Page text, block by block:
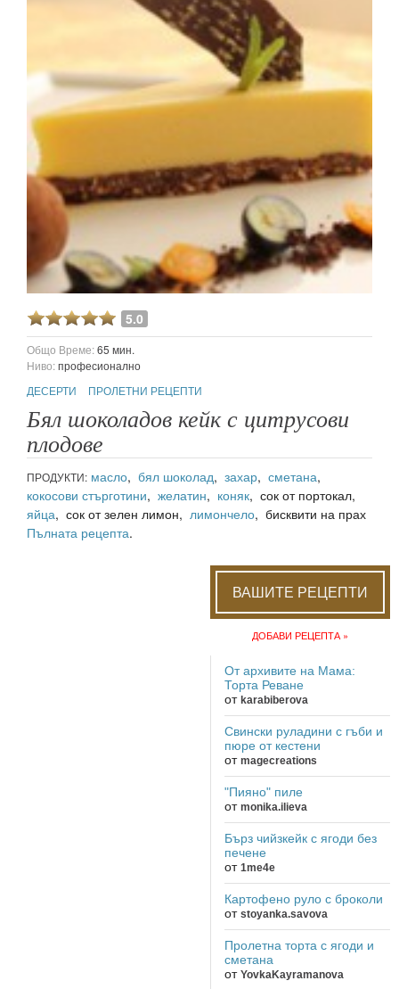
5.0
Общо Време:65 мин.
Ниво:професионално
ДЕСЕРТИ
ПРОЛЕТНИ РЕЦЕПТИ
Бял шоколадов кейк с цитрусови
плодове
ПРОДУКТИ: масло, бял шоколад, захар, сметана,
кокосови стърготини, желатин, коняк, сок от портокал,
яйца, сок от зелен лимон, лимончело, бисквити на прах
Пълната рецепта.
ВАШИТЕ РЕЦЕПТИ
ДОБАВИ РЕЦЕПТА »
От архивите на Мама:
Торта Реване
от karabiberova
Свински руладини с гъби и
пюре от кестени
от magecreations
"Пияно" пиле
от monika.ilieva
Бърз чийзкейк с ягоди без
печене
от 1me4e
Картофено руло с броколи
от stoyanka.savova
Пролетна торта с ягоди и
сметана
от YovkaKayramanova